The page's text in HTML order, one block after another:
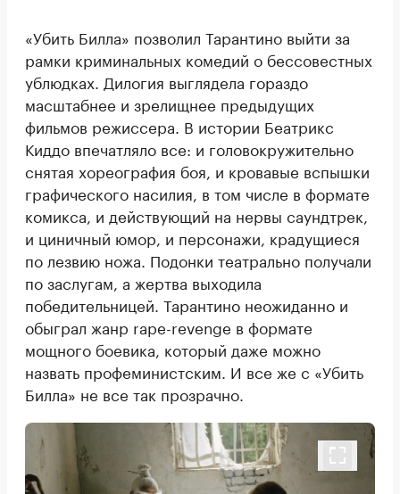
«Убить Билла» позволил Тарантино выйти за
рамки криминальных комедий о бессовестных
ублюдках. Дилогия выглядела гораздо
масштабнее и зрелищнее предыдущих
фильмов режиссера. В истории Беатрикс
Киддо впечатляло все: и головокружительно
снятая хореография боя, и кровавые вспышки
графического насилия, в том числе в формате
комикса, и действующий на нервы саундтрек,
и циничный юмор, и персонажи, крадущиеся
по лезвию ножа. Подонки театрально получали
по заслугам, а жертва выходила
победительницей. Тарантино неожиданно и
обыграл жанр rape-revenge в формате
мощного боевика, который даже можно
назвать профеминистским. И все же с «Убить
Билла» не все так прозрачно.